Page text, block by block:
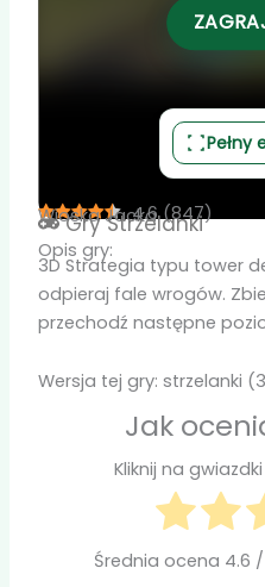
Pełny
4.6 (847)
Wioska Jacka
GryStrzelanki
Opis gry:
3D Strategia typu tower
odpieraj fale wrogów.
przechodź następne
Wersja tej gry: strzelanki
Jak
Kliknij na
Średnia ocena 4.6